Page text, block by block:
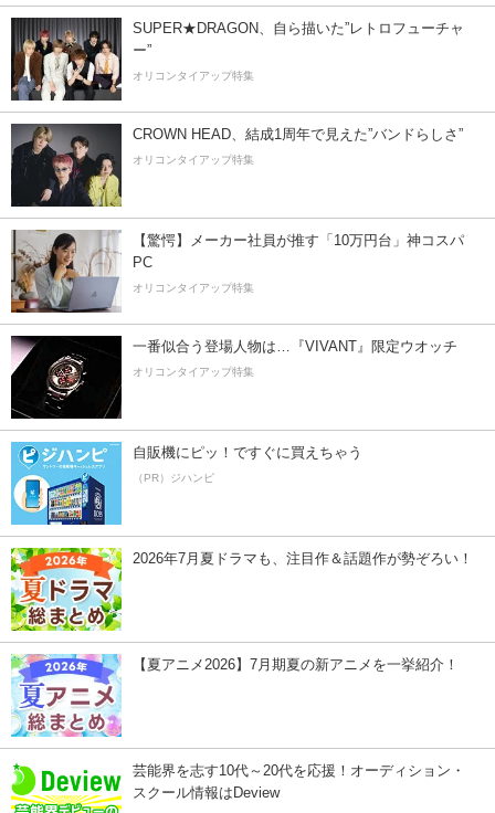
SUPER★DRAGON、自ら描いた”レトロフューチャ
ー”
オリコンタイアップ特集
CROWN HEAD、結成1周年で見えた”バンドらしさ”
オリコンタイアップ特集
【驚愕】メーカー社員が推す「10万円台」神コスパ
PC
オリコンタイアップ特集
一番似合う登場人物は…『VIVANT』限定ウオッチ
オリコンタイアップ特集
自販機にピッ！ですぐに買えちゃう
（PR）ジハンピ
2026年7月夏ドラマも、注目作＆話題作が勢ぞろい！
【夏アニメ2026】7月期夏の新アニメを一挙紹介！
芸能界を志す10代～20代を応援！オーディション・
スクール情報はDeview